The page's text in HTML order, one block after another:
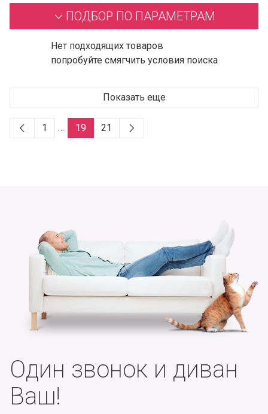
ПОДБОР ПО ПАРАМЕТРАМ
Нет подходящих товаров
попробуйте смягчить условия поиска
Показать еще
1 … 19 21
Один звонок и диван
Ваш!